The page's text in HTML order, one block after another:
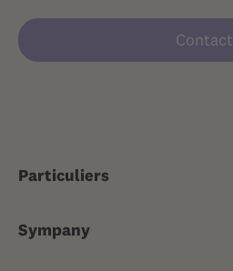
Contact
Particuliers
Assurance complémentaire
Sympany